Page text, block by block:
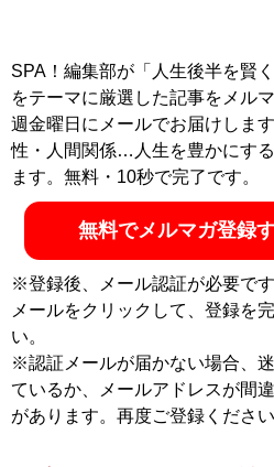
SPA！編集部が「人生後半を賢
をテーマに厳選した記事をメル
週金曜日にメールでお届けしま
性・人間関係…人生を豊かにす
ます。無料・10秒で完了です。
無料でメルマガ登録
※登録後、メール認証が必要で
メールをクリックして、登録を
い。
※認証メールが届かない場合、
ているか、メールアドレスが間
があります。再度ご登録ください